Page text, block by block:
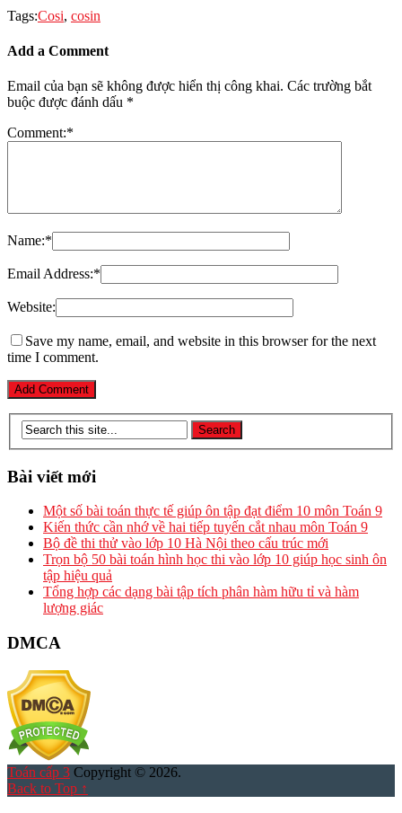
Tags:Cosi, cosin
Add a Comment
Email của bạn sẽ không được hiển thị công khai. Các trường bắt
buộc được đánh dấu *
Comment:*
Name:*
Email Address:*
Website:
Save my name, email, and website in this browser for the next
time I comment.
Bài viết mới
Một số bài toán thực tế giúp ôn tập đạt điểm 10 môn Toán 9
Kiến thức cần nhớ về hai tiếp tuyến cắt nhau môn Toán 9
Bộ đề thi thử vào lớp 10 Hà Nội theo cấu trúc mới
Trọn bộ 50 bài toán hình học thi vào lớp 10 giúp học sinh ôn
tập hiệu quả
Tổng hợp các dạng bài tập tích phân hàm hữu tỉ và hàm
lượng giác
DMCA
Toán cấp 3 Copyright © 2026.
Back to Top ↑